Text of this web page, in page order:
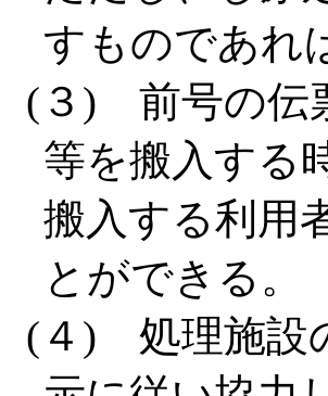
すものであれ
(３) 前号の伝
等を搬入する
搬入する利用
とができる。
(４) 処理施設